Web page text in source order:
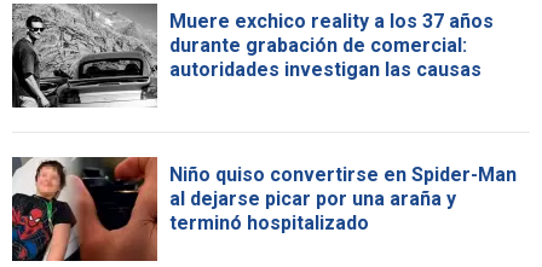
Muere exchico reality a los 37 años
durante grabación de comercial:
autoridades investigan las causas
Niño quiso convertirse en Spider-Man
al dejarse picar por una araña y
terminó hospitalizado